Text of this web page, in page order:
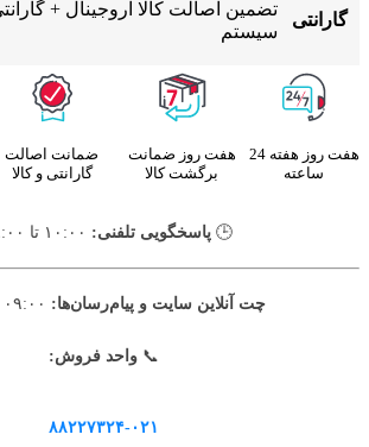
گارانتی
تضمین اصالت کالا اروجینال +
سیستم
هفت روز هفته 24
ساعته
هفت روز ضمانت
برگشت کالا
ضمانت اصالت
گارانتی و کالا
🕒 پاسخگویی تلفنی:
چت آنلاین سایت و پیام‌رسان‌ها:
📞واحد فروش:
۸۸۲۲۷۳۲۴-۰۲۱